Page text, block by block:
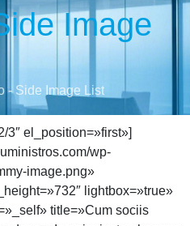
Image
- Side Image List
3″ el_position=»first»]
wp-
image.png»
lightbox=»true»
title=»Cum sociis